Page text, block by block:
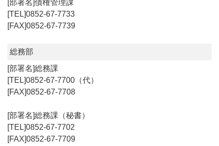
債権管理課
0852-67-7733
0852-67-7739
総務部
総務課
0852-67-7700（代）
0852-67-7708
総務課（秘書）
0852-67-7702
0852-67-7709